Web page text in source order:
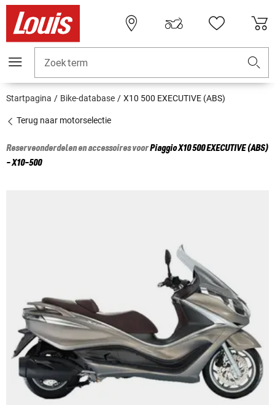
Zoekterm
Startpagina Bike-database X10 500 EXECUTIVE (ABS)
Terug naar motorselectie
Reserveonderdelen en accessoires voorPiaggioX10 500 EXECUTIVE (ABS)
- X10-500